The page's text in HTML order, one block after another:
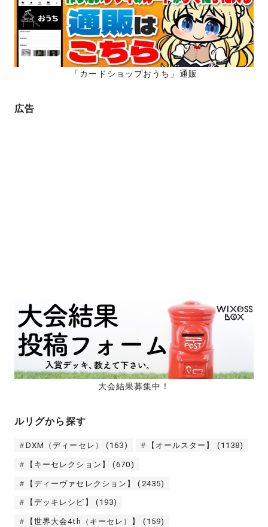
「カードショップおうち」通販
広告
大会結果募集中！
ルリグから探す
DXM（ディーセレ） (163) 【オールスター】 (1138)
【キーセレクション】 (670)
【ディーヴァセレクション】 (2435)
【デッキレシピ】 (193)
【世界大会4th（キーセレ）】 (159)